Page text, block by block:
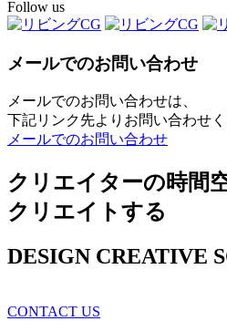
Follow us
メールでのお問い合わせ
メールでのお問い合わせは、
下記リンク先よりお問い合わせく
メールでのお問い合わせ
クリエイターの時間
クリエイトする
DESIGN CREATIVE
CONTACT US